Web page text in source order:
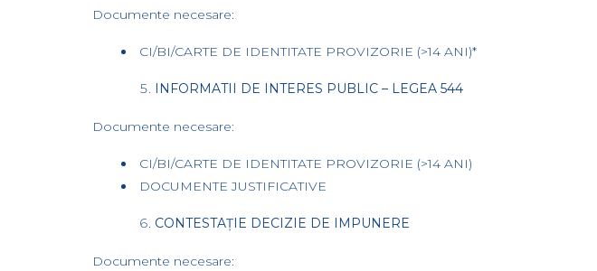
Documente necesare:
CI/BI/CARTE DE IDENTITATE PROVIZORIE (>14 ANI)*
INFORMATII DE INTERES PUBLIC – LEGEA 544
Documente necesare:
CI/BI/CARTE DE IDENTITATE PROVIZORIE (>14 ANI)
DOCUMENTE JUSTIFICATIVE
CONTESTAȚIE DECIZIE DE IMPUNERE
Documente necesare: